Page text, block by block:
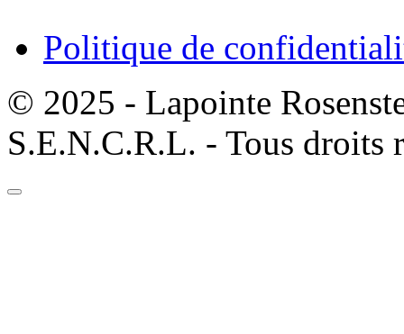
Politique de
© 2025 - Lapointe
S.E.N.C.R.L. - Tous droits